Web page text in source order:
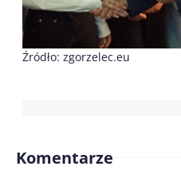
Źródło: zgorzelec.eu
Komentarze